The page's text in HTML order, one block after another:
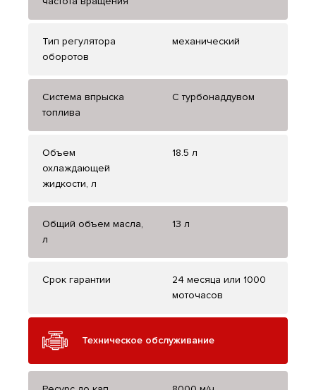
Тип регулятора
оборотов
механический
Система впрыска
топлива
С турбонаддувом
Объем
охлаждающей
жидкости, л
18.5 л
Общий объем масла,
л
13 л
Срок гарантии
24 месяца или 1000
моточасов
Техническое обслуживание